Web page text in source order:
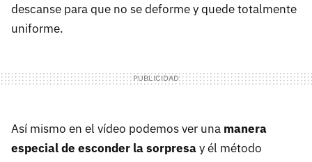
descanse para que no se deforme y quede totalmente
uniforme.
Así mismo en el vídeo podemos ver una manera
especial de esconder la sorpresay él método